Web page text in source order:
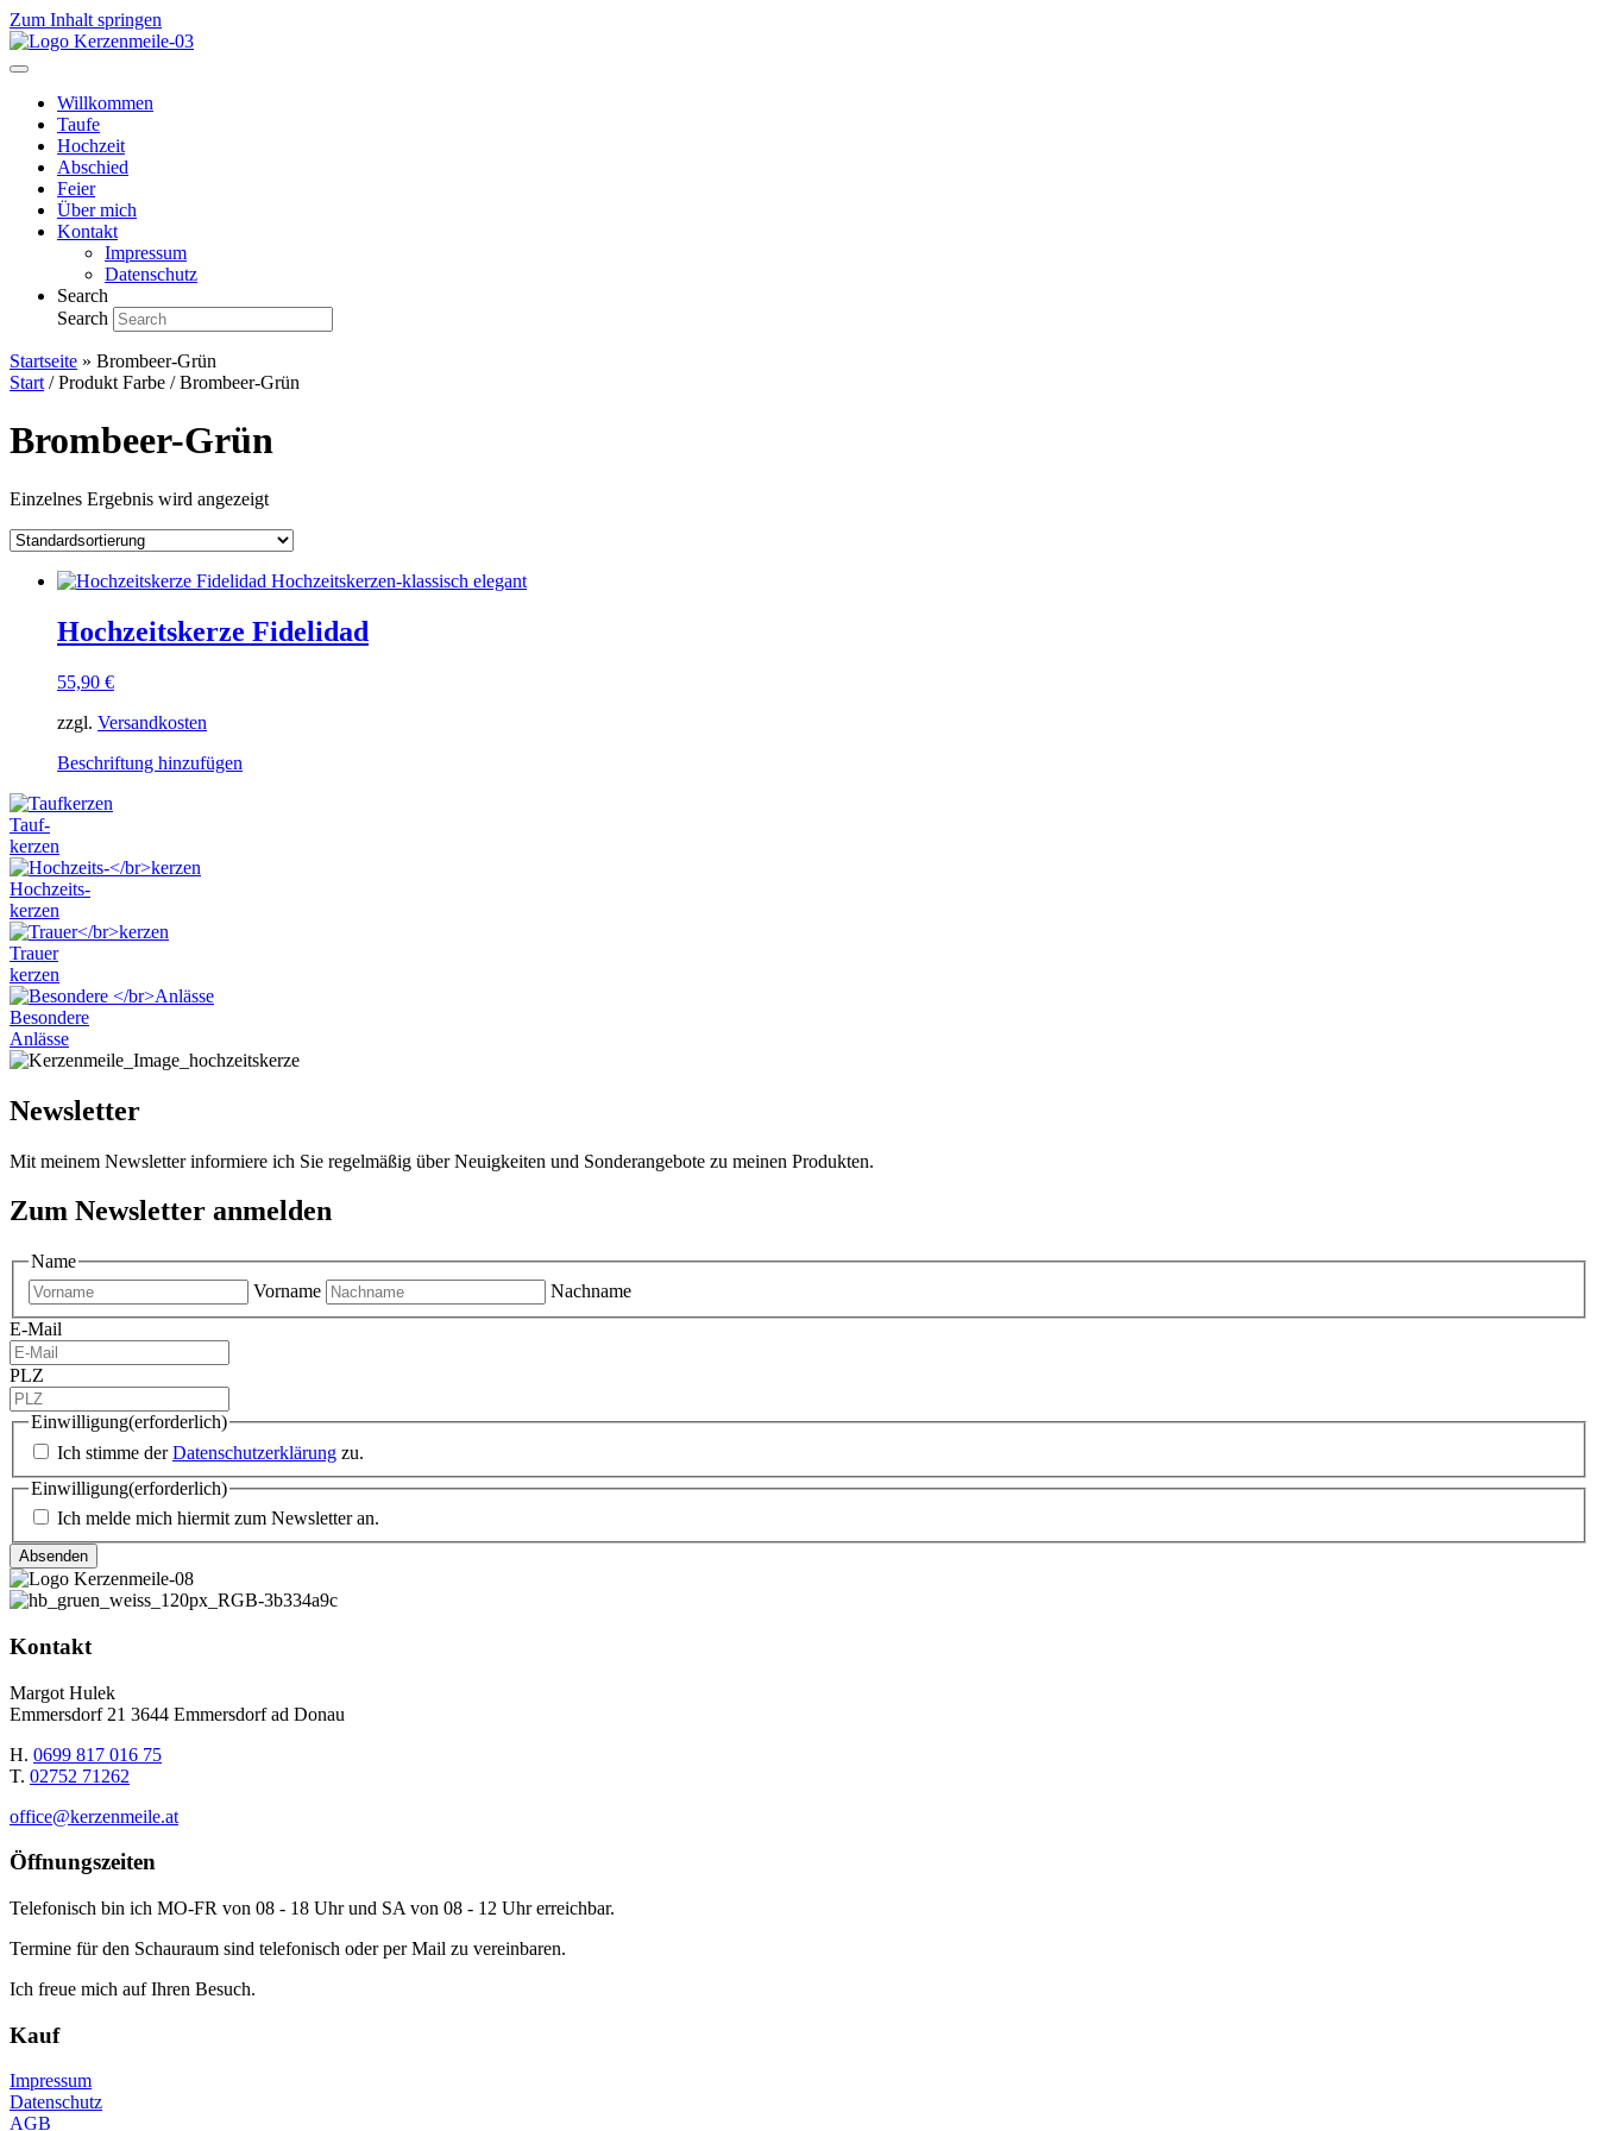
Zum Inhalt springen
Willkommen
Taufe
Hochzeit
Abschied
Feier
Über mich
Kontakt
Impressum
Datenschutz
Search
Search
Startseite » Brombeer-Grün
Start / Produkt Farbe / Brombeer-Grün
Brombeer-Grün
Einzelnes Ergebnis wird angezeigt
Hochzeitskerze Fidelidad
55,90 €
zzgl. Versandkosten
Beschriftung hinzufügen
Tauf-
kerzen
Hochzeits-
kerzen
Trauer
kerzen
Besondere
Anlässe
Newsletter
Mit meinem Newsletter informiere ich Sie regelmäßig über Neuigkeiten und Sonderangebote zu meinen Produkten.
Zum Newsletter anmelden
Name
Vorname
Nachname
E-Mail
PLZ
Einwilligung(erforderlich)
Ich stimme derDatenschutzerklärung zu.
Einwilligung(erforderlich)
Ich melde mich hiermit zum Newsletter an.
Kontakt
Margot Hulek
Emmersdorf 21 3644 Emmersdorf ad Donau
H. 0699 817 016 75
T. 02752 71262
office@kerzenmeile.at
Öffnungszeiten
Telefonisch bin ich MO-FR von 08 - 18 Uhr und SA von 08 - 12 Uhr erreichbar.
Termine für den Schauraum sind telefonisch oder per Mail zu vereinbaren.
Ich freue mich auf Ihren Besuch.
Kauf
Impressum
Datenschutz
AGB